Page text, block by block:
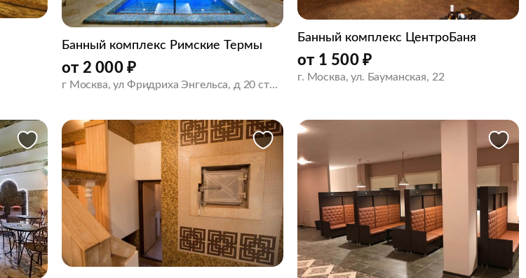
Банный комплекс Римские Термы
от 2 000 ₽
г Москва, ул Фридриха Энгельса, д 20 стр 1
Банный комплекс ЦентроБаня
от 1 500 ₽
г. Москва, ул. Бауманская, 22